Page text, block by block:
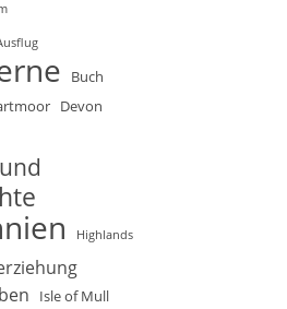
Buch
Devon
Highlands
Isle of Mull